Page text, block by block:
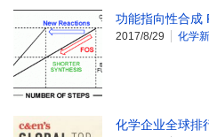
功能指向性合成
2017/8/29 化学
化学企业全球排